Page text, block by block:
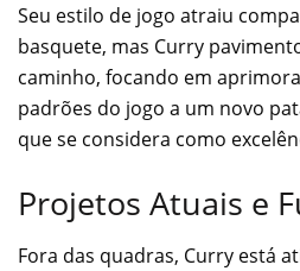
Seu estilo de jogo atraiu
basquete, mas Curry
caminho, focando em
padrões do jogo a um novo
que se considera como
Projetos Atuais e
Fora das quadras, Curry está